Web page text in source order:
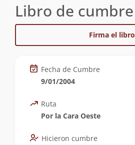
Libro de cumbre
Firma el libro
Fecha de Cumbre
9/01/2004
Ruta
Por la Cara Oeste
Hicieron cumbre